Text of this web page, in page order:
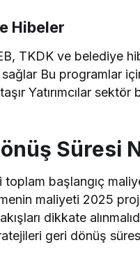
Hibeler
TKDK ve belediye
Bu programlar
Yatırımcılar
Süresi
toplam başlangıç
maliyeti 2025
dikkate
geri dönüş